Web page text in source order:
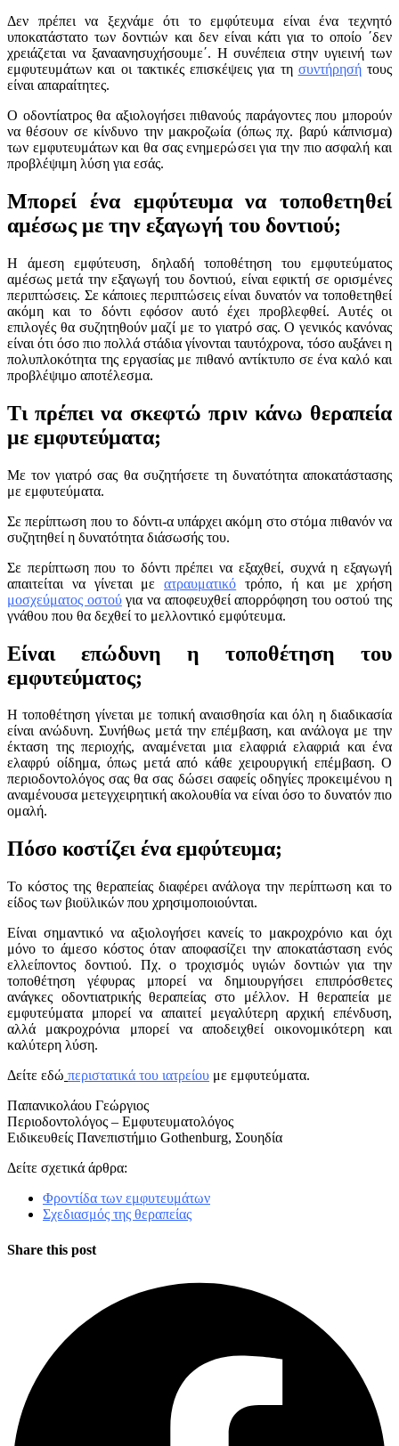
Δεν πρέπει να ξεχνάμε ότι το εμφύτευμα είναι ένα τεχνητό
υποκατάστατο των δοντιών και δεν είναι κάτι για το οποίο ΄δεν
χρειάζεται να ξαναανησυχήσουμε΄. Η συνέπεια στην υγιεινή των
εμφυτευμάτων και οι τακτικές επισκέψεις για τη συντήρησήτους
είναι απαραίτητες.
Ο οδοντίατρος θα αξιολογήσει πιθανούς παράγοντες που μπορούν
να θέσουν σε κίνδυνο την μακροζωία (όπως πχ. βαρύ κάπνισμα)
των εμφυτευμάτων και θα σας ενημερώσει για την πιο ασφαλή και
προβλέψιμη λύση για εσάς.
Μπορεί ένα εμφύτευμα να τοποθετηθεί
αμέσως με την εξαγωγή του δοντιού;
Η άμεση εμφύτευση, δηλαδή τοποθέτηση του εμφυτεύματος
αμέσως μετά την εξαγωγή του δοντιού, είναι εφικτή σε ορισμένες
περιπτώσεις. Σε κάποιες περιπτώσεις είναι δυνατόν να τοποθετηθεί
ακόμη και το δόντι εφόσον αυτό έχει προβλεφθεί. Αυτές οι
επιλογές θα συζητηθούν μαζί με το γιατρό σας. Ο γενικός κανόνας
είναι ότι όσο πιο πολλά στάδια γίνονται ταυτόχρονα, τόσο αυξάνει η
πολυπλοκότητα της εργασίας με πιθανό αντίκτυπο σε ένα καλό και
προβλέψιμο αποτέλεσμα.
Τι πρέπει να σκεφτώ πριν κάνω θεραπεία
με εμφυτεύματα;
Με τον γιατρό σας θα συζητήσετε τη δυνατότητα αποκατάστασης
με εμφυτεύματα.
Σε περίπτωση που το δόντι-α υπάρχει ακόμη στο στόμα πιθανόν να
συζητηθεί η δυνατότητα διάσωσής του.
Σε περίπτωση που το δόντι πρέπει να εξαχθεί, συχνά η εξαγωγή
απαιτείται να γίνεται μεατραυματικό τρόπο, ή και με χρήση
μοσχεύματος οστούγια να αποφευχθεί απορρόφηση του οστού της
γνάθου που θα δεχθεί το μελλοντικό εμφύτευμα.
Είναι επώδυνη η τοποθέτηση του
εμφυτεύματος;
Η τοποθέτηση γίνεται με τοπική αναισθησία και όλη η διαδικασία
είναι ανώδυνη. Συνήθως μετά την επέμβαση, και ανάλογα με την
έκταση της περιοχής, αναμένεται μια ελαφριά ελαφριά και ένα
ελαφρύ οίδημα, όπως μετά από κάθε χειρουργική επέμβαση. Ο
περιοδοντολόγος σας θα σας δώσει σαφείς οδηγίες προκειμένου η
αναμένουσα μετεγχειρητική ακολουθία να είναι όσο το δυνατόν πιο
ομαλή.
Πόσο κοστίζει ένα εμφύτευμα;
Το κόστος της θεραπείας διαφέρει ανάλογα την περίπτωση και το
είδος των βιοϋλικών που χρησιμοποιούνται.
Είναι σημαντικό να αξιολογήσει κανείς το μακροχρόνιο και όχι
μόνο το άμεσο κόστος όταν αποφασίζει την αποκατάσταση ενός
ελλείποντος δοντιού. Πχ. ο τροχισμός υγιών δοντιών για την
τοποθέτηση γέφυρας μπορεί να δημιουργήσει επιπρόσθετες
ανάγκες οδοντιατρικής θεραπείας στο μέλλον. Η θεραπεία με
εμφυτεύματα μπορεί να απαιτεί μεγαλύτερη αρχική επένδυση,
αλλά μακροχρόνια μπορεί να αποδειχθεί οικονομικότερη και
καλύτερη λύση.
Δείτε εδώ περιστατικά του ιατρείου με εμφυτεύματα.
Παπανικολάου Γεώργιος
Περιοδοντολόγος – Εμφυτευματολόγος
Ειδικευθείς Πανεπιστήμιο Gothenburg, Σουηδία
Δείτε σχετικά άρθρα:
Φροντίδα των εμφυτευμάτων
Σχεδιασμός της θεραπείας
Share this post